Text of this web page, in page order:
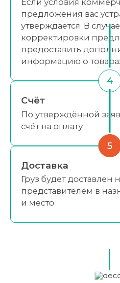
предложения вас
утверждается. В
корректировки
предоставить
информацию о
Счёт
По утверждённой
счёт на оплату
4
Доставка
Груз будет доставлен
представителем в
и место
5